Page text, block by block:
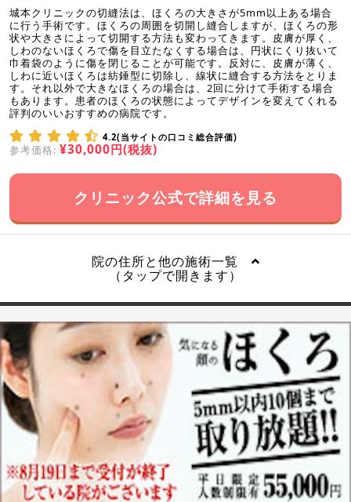
城本クリニックの切縫法は、ほくろの大きさが5mm以上ある場合
に行う手術です。ほくろの周囲を切開し縫合しますが、ほくろの形
状や大きさによって切開する方法も変わってきます。皮膚が厚く、
しわのないほくろで傷を目立たなくする場合は、円状にくり抜いて
巾着袋のように傷を閉じることが可能です。反対に、皮膚が薄く、
しわに近いほくろは紡錘型に切除し、線状に縫合する方法をとりま
す。それ以外で大きなほくろの場合は、2回に分けて手術する場合
もあります。患者のほくろの状態によってデザインを変えてくれる
評判のいいおすすめの病院です。
4.2(当サイトの口コミ総合評価)
参考価格: ¥30,000円(税抜)
クリニック公式で詳細を見る
院の住所と他の施術一覧
（タップで開きます）